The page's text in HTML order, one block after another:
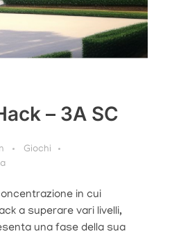
– 3A SC
Giochi
in cui
a superare vari livelli,
una fase della sua